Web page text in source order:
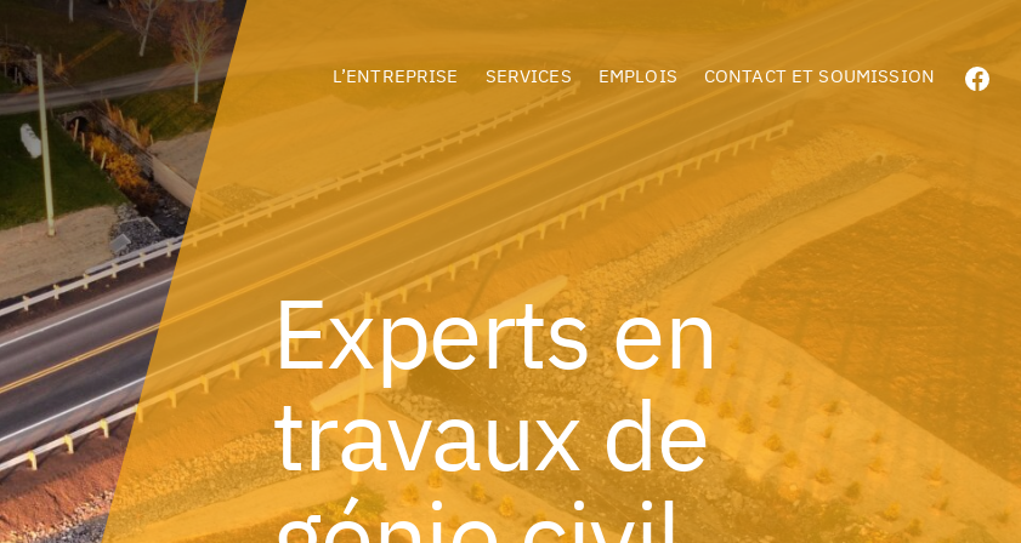
L’ENTREPRISE SERVICES EMPLOIS CONTACT ET SOUMISSION
Experts en
travaux de